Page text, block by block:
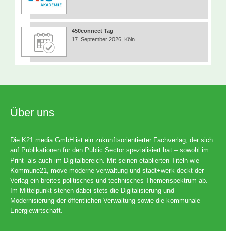
450connect Tag
17. September 2026, Köln
Über uns
Die K21 media GmbH ist ein zukunftsorientierter Fachverlag, der sich
auf Publikationen für den Public Sector spezialisiert hat – sowohl im
Print- als auch im Digitalbereich. Mit seinen etablierten Titeln wie
Kommune21, move moderne verwaltung und stadt+werk deckt der
Verlag ein breites politisches und technisches Themenspektrum ab.
Im Mittelpunkt stehen dabei stets die Digitalisierung und
Modernisierung der öffentlichen Verwaltung sowie die kommunale
Energiewirtschaft.